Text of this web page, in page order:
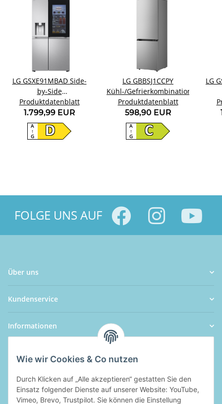
LG GSXE91MBAD Side-
by-Side
Kühl-/Gefrierkombination
Produktdatenblatt
1.799,99 EUR
D
A
↑
G
LG GBBSJ1CCPY
Kühl-/Gefrierkombination
Produktdatenblatt
598,90 EUR
C
A
↑
G
LG
FOLGE UNS AUF
Über uns
Kundenservice
Informationen
Wie wir Cookies & Co nutzen
Durch Klicken auf „Alle akzeptieren“ gestatten Sie den
Einsatz folgender Dienste auf unserer Website: YouTube,
Vimeo, Brevo, Trustpilot. Sie können die Einstellung